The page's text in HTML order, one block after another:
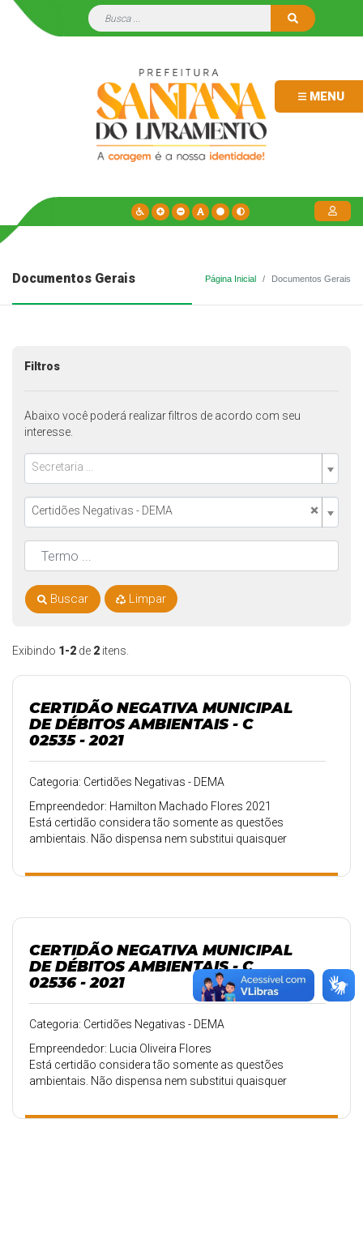
MENU
Documentos Gerais Página Inicial Documentos Gerais
Exibindo 1-2 de 2 itens.
CERTIDÃO NEGATIVA MUNICIPAL
DE DÉBITOS AMBIENTAIS - C
02535 - 2021
Categoria: Certidões Negativas - DEMA
Empreendedor: Hamilton Machado Flores 2021
Está certidão considera tão somente as questões
ambientais. Não dispensa nem substitui quaisquer
Legislação Federal, Estadual ou Municipal, nem exclui as
CERTIDÃO NEGATIVA MUNICIPAL
DE DÉBITOS AMBIENTAIS - C
02536 - 2021
Categoria: Certidões Negativas - DEMA
Empreendedor: Lucia Oliveira Flores
Está certidão considera tão somente as questões
ambientais. Não dispensa nem substitui quaisquer
Legislação Federal, Estadual ou Municipal, nem exclui as
Filtros
Abaixo você poderá realizar filtros de acordo com seu
interesse.
Secretaria ...
×
Certidões Negativas - DEMA
Buscar Limpar